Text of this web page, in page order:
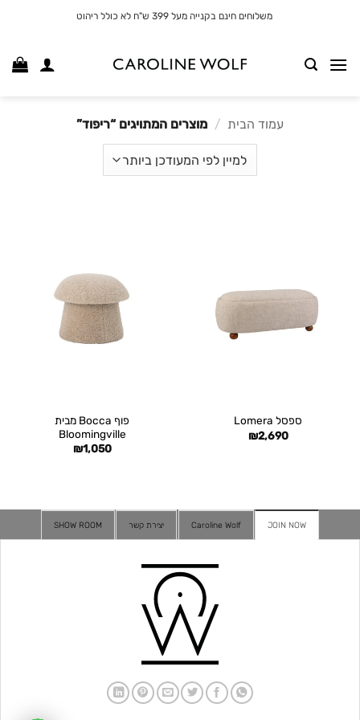
משלוחים חינם בקנייה מעל 399 ש"ח לא כולל ריהוט
עמוד הבית / מוצרים המתויגים “ריפוד”
ספסל Lomera
₪2,690
פוף Bocca מבית
Bloomingville
₪1,050
JOIN NOW
Caroline Wolf יצירת קשר SHOW ROOM